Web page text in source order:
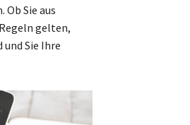
Sie aus
gelten,
Sie Ihre